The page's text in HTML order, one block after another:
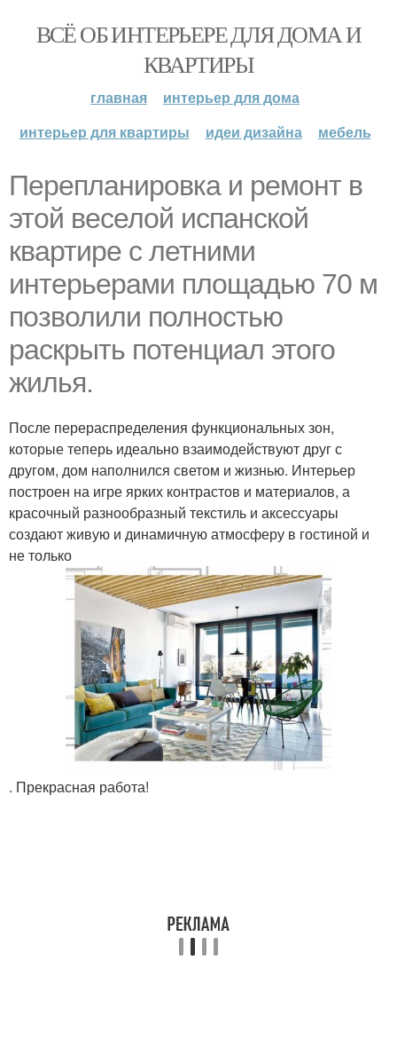
ВСЁ ОБ ИНТЕРЬЕРЕ ДЛЯ ДОМА И
КВАРТИРЫ
главная
интерьер для дома
интерьер для квартиры
идеи дизайна мебель
Перепланировка и ремонт в
этой веселой испанской
квартире с летними
интерьерами площадью 70 м
позволили полностью
раскрыть потенциал этого
жилья.
После перераспределения функциональных зон,
которые теперь идеально взаимодействуют друг с
другом, дом наполнился светом и жизнью. Интерьер
построен на игре ярких контрастов и материалов, а
красочный разнообразный текстиль и аксессуары
создают живую и динамичную атмосферу в гостиной и
не только
. Прекрасная работа!